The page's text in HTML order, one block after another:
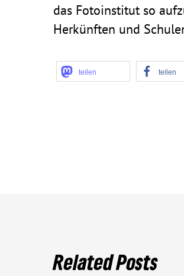
das Foto­in­stitut so
Herkünften und
teilen teilen
Related Posts